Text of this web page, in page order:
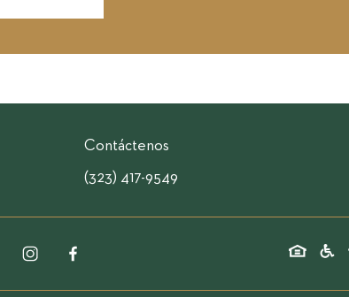
Contáctenos
(323) 417-9549